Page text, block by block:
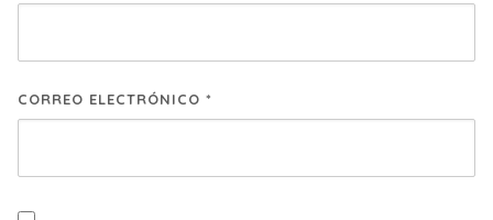
CORREO ELECTRÓNICO *